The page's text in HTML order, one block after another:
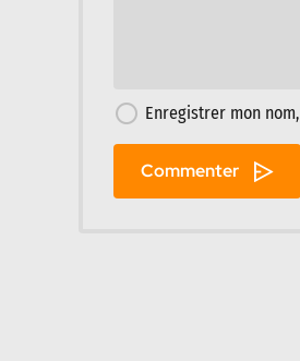
Enregistrer mon
Commenter